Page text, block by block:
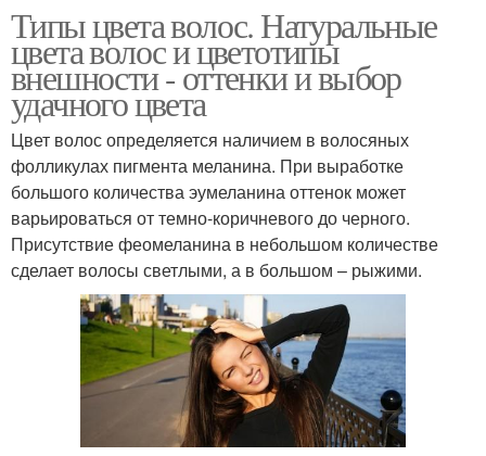
Типы цвета волос. Натуральные
цвета волос и цветотипы
внешности - оттенки и выбор
удачного цвета
Цвет волос определяется наличием в волосяных
фолликулах пигмента меланина. При выработке
большого количества эумеланина оттенок может
варьироваться от темно-коричневого до черного.
Присутствие феомеланина в небольшом количестве
сделает волосы светлыми, а в большом – рыжими.